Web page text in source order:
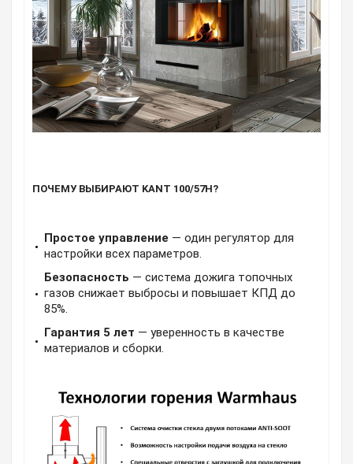
ПОЧЕМУ ВЫБИРАЮТ KANT 100/57H?
Простое управление — один регулятор для
настройки всех параметров.
Безопасность — система дожига топочных
газов снижает выбросы и повышает КПД до
85%.
Гарантия 5 лет — уверенность в качестве
материалов и сборки.